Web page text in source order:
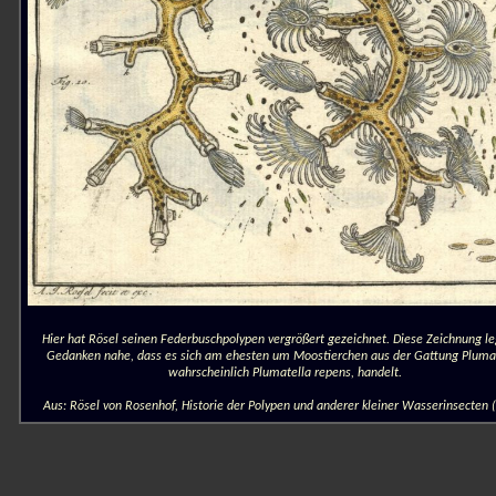
Hier hat Rösel seinen Federbuschpolypen vergrößert gezeichnet. Diese Zeichnung
Gedanken nahe, dass es sich am ehesten um Moostierchen aus der Gattung
wahrscheinlich Plumatella repens, handelt.
Aus: Rösel von Rosenhof, Historie der Polypen und anderer kleiner Wasserinsecten